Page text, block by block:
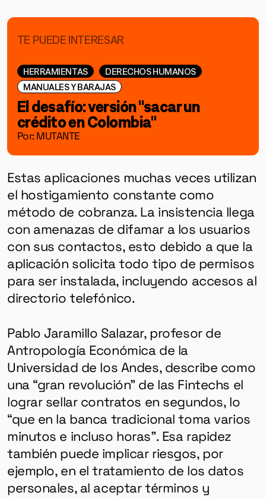
GÉNERO
DERECHOS HUMANOS
SALUD MENTAL
EMERGENCIA CLIMÁTICA
TE PUEDE INTERESAR
HERRAMIENTAS
DERECHOS HUMANOS
MANUALES Y BARAJAS
El desafío: versión "sacar un
crédito en Colombia"
Por: MUTANTE
Estas aplicaciones muchas veces utilizan
el hostigamiento constante como
método de cobranza. La insistencia llega
con amenazas de difamar a los usuarios
con sus contactos, esto debido a que la
aplicación solicita todo tipo de permisos
para ser instalada, incluyendo accesos al
directorio telefónico.
Pablo Jaramillo Salazar, profesor de
Antropología Económica de la
Universidad de los Andes, describe como
una “gran revolución” de las Fintechs el
lograr sellar contratos en segundos, lo
“que en la banca tradicional toma varios
minutos e incluso horas”. Esa rapidez
también puede implicar riesgos, por
ejemplo, en el tratamiento de los datos
personales, al aceptar términos y